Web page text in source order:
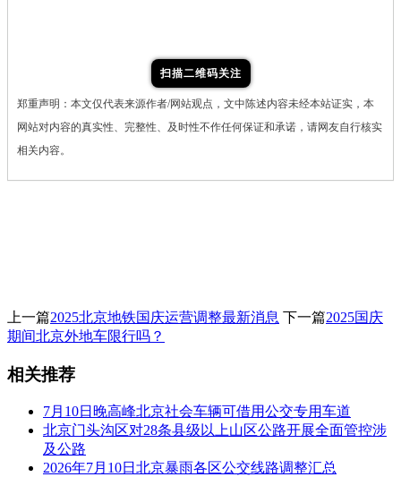
扫描二维码关注
郑重声明：本文仅代表来源作者/网站观点，文中陈述内容未经本站证实，本
网站对内容的真实性、完整性、及时性不作任何保证和承诺，请网友自行核实
相关内容。
上一篇2025北京地铁国庆运营调整最新消息 下一篇2025国庆
期间北京外地车限行吗？
相关推荐
7月10日晚高峰北京社会车辆可借用公交专用车道
北京门头沟区对28条县级以上山区公路开展全面管控涉
及公路
2026年7月10日北京暴雨各区公交线路调整汇总